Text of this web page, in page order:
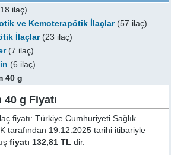
ilaç)
ve Kemoterapötik İlaçlar(57 ilaç)
İlaçlar(23 ilaç)
(7 ilaç)
(6 ilaç)
40 g
g Fiyatı
fiyatı: Türkiye Cumhuriyeti Sağlık
tarafından 19.12.2025 tarihi itibariyle
fiyatı 132,81 TL dir.